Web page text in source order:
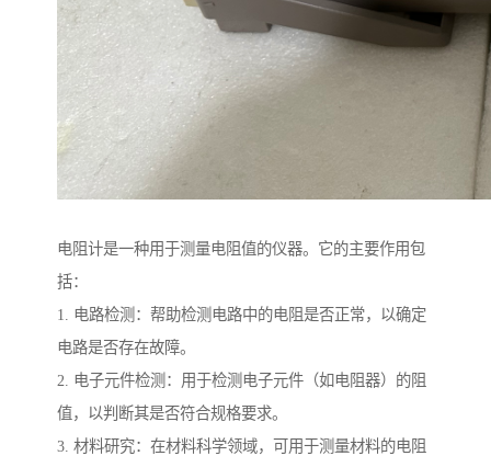
电阻计是一种用于测量电阻值的仪器。它的主要作用包
括：
1. 电路检测：帮助检测电路中的电阻是否正常，以确定
电路是否存在故障。
2. 电子元件检测：用于检测电子元件（如电阻器）的阻
值，以判断其是否符合规格要求。
3. 材料研究：在材料科学领域，可用于测量材料的电阻